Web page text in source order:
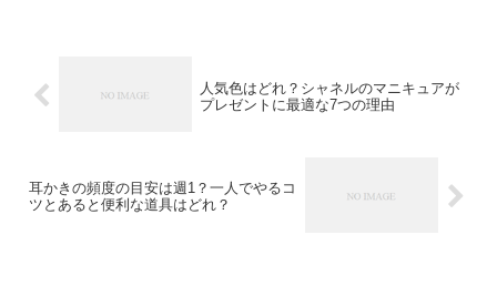
人気色はどれ？シャネルのマニキュアが
プレゼントに最適な7つの理由
耳かきの頻度の目安は週1？一人でやるコ
ツとあると便利な道具はどれ？